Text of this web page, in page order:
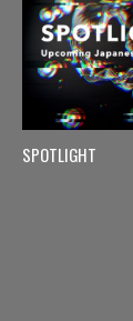
SPOTLIGHT